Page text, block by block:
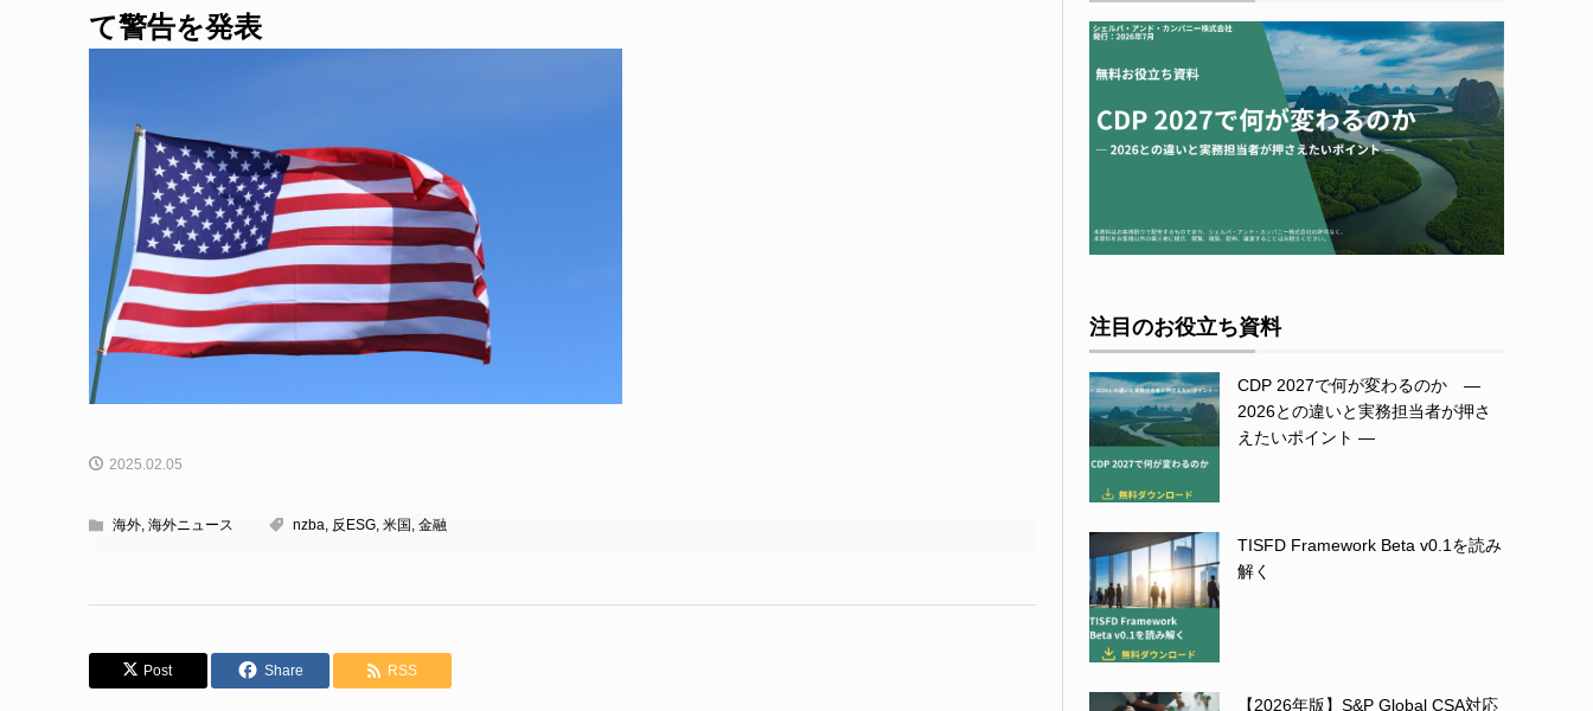
て警告を発表
2025.02.05
海外, 海外ニュース nzba, 反ESG, 米国 , 金融
Post Share RSS
注目のお役立ち資料
CDP 2027で何が変わるのか ―
2026との違いと実務担当者が押さ
えたいポイント ―
TISFD Framework Beta v0.1を読み
解く
【2026年版】S&P Global CSA対応